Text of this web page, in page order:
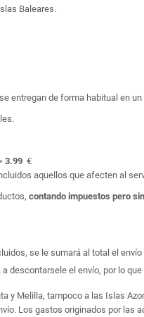
Baleares.
entregan de forma habitual en
3.99 €
aquellos que afecten al
contando impuestos pero
se le sumará al total el envío
descontarsele el envío, por lo
y Melilla, tampoco a las Islas
Los gastos originados por las